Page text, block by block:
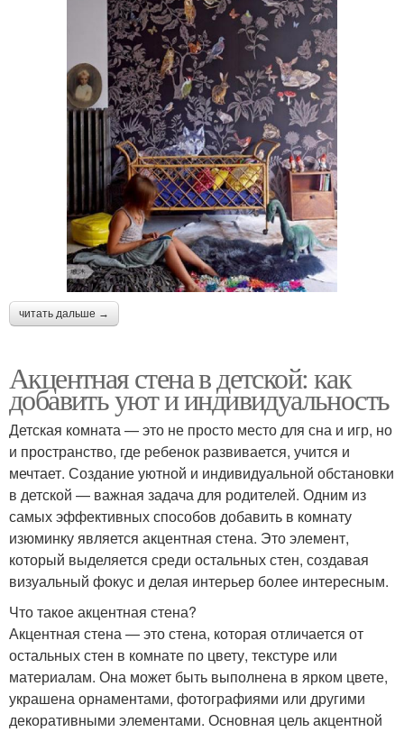
читать дальше →
Акцентная стена в детской: как
добавить уют и индивидуальность
Детская комната — это не просто место для сна и игр, но
и пространство, где ребенок развивается, учится и
мечтает. Создание уютной и индивидуальной обстановки
в детской — важная задача для родителей. Одним из
самых эффективных способов добавить в комнату
изюминку является акцентная стена. Это элемент,
который выделяется среди остальных стен, создавая
визуальный фокус и делая интерьер более интересным.
Что такое акцентная стена?
Акцентная стена — это стена, которая отличается от
остальных стен в комнате по цвету, текстуре или
материалам. Она может быть выполнена в ярком цвете,
украшена орнаментами, фотографиями или другими
декоративными элементами. Основная цель акцентной